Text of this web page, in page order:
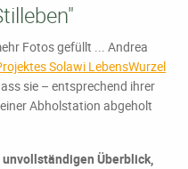
Fotos gefüllt ... Andrea
Solawi LebensWurzel
sie – entsprechend ihrer
Abholstation abgeholt
Überblick,